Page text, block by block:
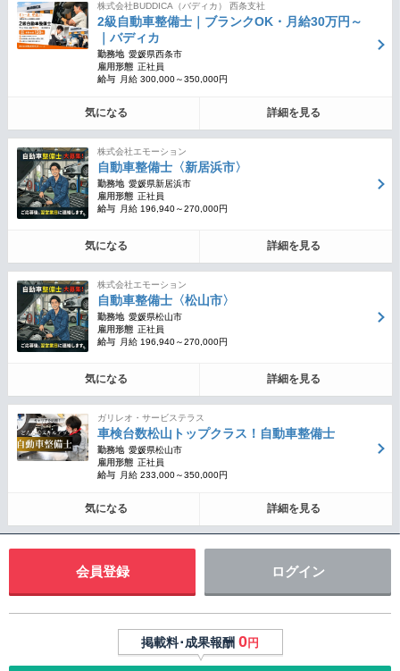
株式会社BUDDICA（バディカ） 西条支社
2級自動車整備士｜ブランクOK・月給30万円～
｜バディカ
勤務地 愛媛県西条市
雇用形態 正社員
給与
月給 300,000～350,000円
気になる 詳細を見る
株式会社エモーション
自動車整備士〈新居浜市〉
勤務地 愛媛県新居浜市
雇用形態 正社員
給与
月給 196,940～270,000円
気になる 詳細を見る
株式会社エモーション
自動車整備士〈松山市〉
勤務地 愛媛県松山市
雇用形態 正社員
給与
月給 196,940～270,000円
気になる 詳細を見る
ガリレオ・サービステラス
車検台数松山トップクラス！自動車整備士
勤務地 愛媛県松山市
雇用形態 正社員
給与
月給 233,000～350,000円
気になる 詳細を見る
会員登録 ログイン
掲載料･成果報酬 0円